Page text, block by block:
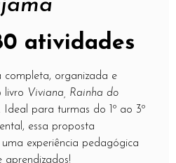
atividades
completa, organizada e
livro Viviana, Rainha do
Ideal para turmas do 1º ao 3º
essa proposta
experiência pedagógica
aprendizados!